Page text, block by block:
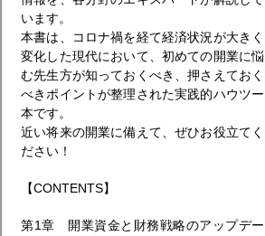
います。
本書は、コロナ禍を経て経済状況が大きく
変化した現代において、初めての開業に悩
む先生方が知っておくべき、押さえておく
べきポイントが整理された実践的ハウツー
本です。
近い将来の開業に備えて、ぜひお役立てく
ださい！
【CONTENTS】
第1章 開業資金と財務戦略のアップデー